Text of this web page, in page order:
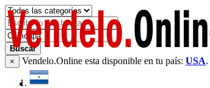
Buscar
×
Vendelo.Online esta disponible en tu país: USA.